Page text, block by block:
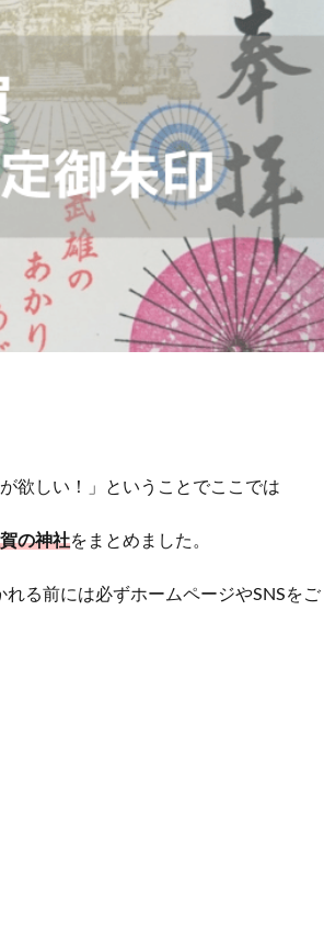
欲しい！」ということでここでは
の神社をまとめました。
る前には必ずホームページやSNSをご